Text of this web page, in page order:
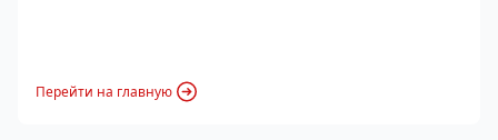
Перейти на главную